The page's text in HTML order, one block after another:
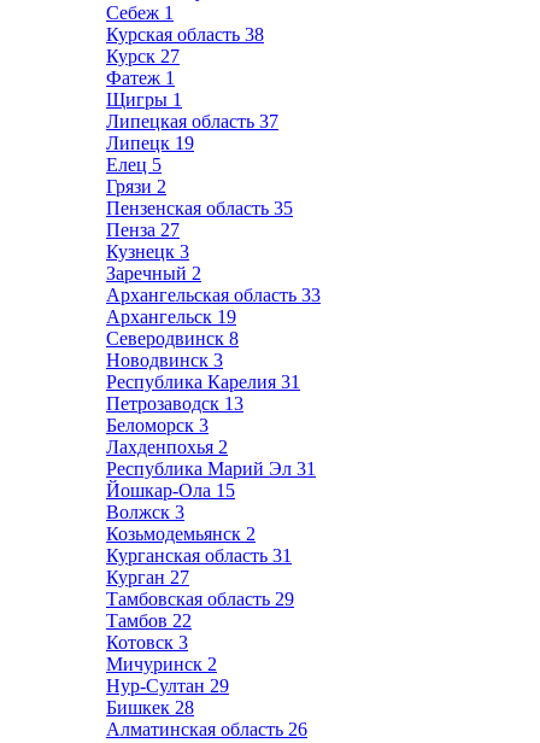
Себеж 1
Курская область 38
Курск 27
Фатеж 1
Щигры 1
Липецкая область 37
Липецк 19
Елец 5
Грязи 2
Пензенская область 35
Пенза 27
Кузнецк 3
Заречный 2
Архангельская область 33
Архангельск 19
Северодвинск 8
Новодвинск 3
Республика Карелия 31
Петрозаводск 13
Беломорск 3
Лахденпохья 2
Республика Марий Эл 31
Йошкар-Ола 15
Волжск 3
Козьмодемьянск 2
Курганская область 31
Курган 27
Тамбовская область 29
Тамбов 22
Котовск 3
Мичуринск 2
Нур-Султан 29
Бишкек 28
Алматинская область 26